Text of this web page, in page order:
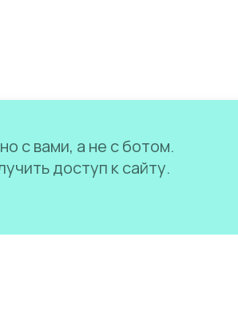
с вами, а не с ботом.
доступ к сайту.